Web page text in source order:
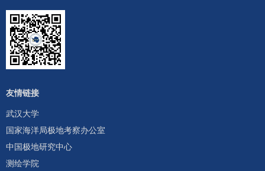
友情链接
武汉大学
国家海洋局极地考察办公室
中国极地研究中心
测绘学院